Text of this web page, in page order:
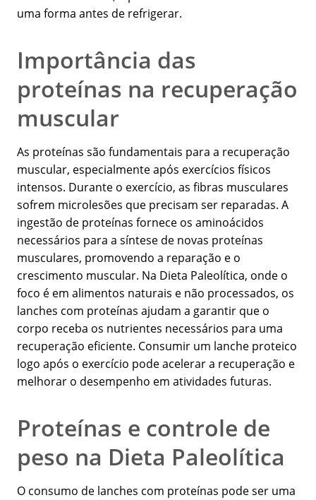
uma forma antes de refrigerar.
Importância das
proteínas na recuperação
muscular
As proteínas são fundamentais para a recuperação
muscular, especialmente após exercícios físicos
intensos. Durante o exercício, as fibras musculares
sofrem microlesões que precisam ser reparadas. A
ingestão de proteínas fornece os aminoácidos
necessários para a síntese de novas proteínas
musculares, promovendo a reparação e o
crescimento muscular. Na Dieta Paleolítica, onde o
foco é em alimentos naturais e não processados, os
lanches com proteínas ajudam a garantir que o
corpo receba os nutrientes necessários para uma
recuperação eficiente. Consumir um lanche proteico
logo após o exercício pode acelerar a recuperação e
melhorar o desempenho em atividades futuras.
Proteínas e controle de
peso na Dieta Paleolítica
O consumo de lanches com proteínas pode ser uma